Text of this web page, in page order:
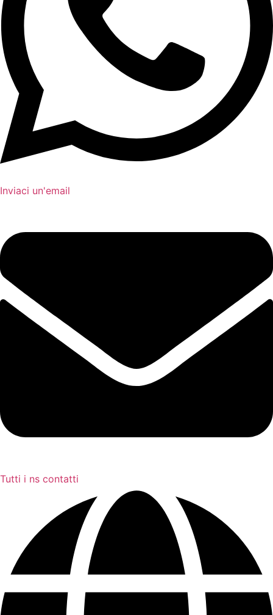
Inviaci un'email
Tutti i ns contatti